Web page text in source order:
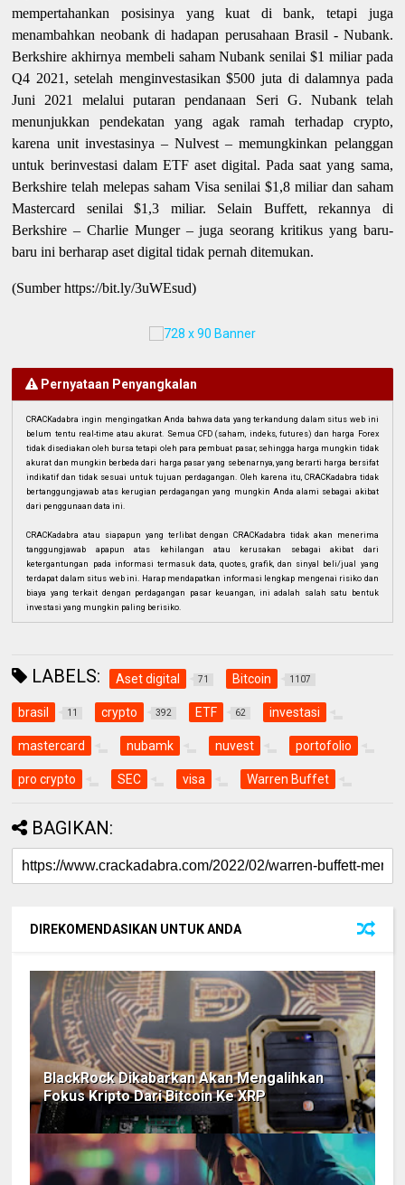
mempertahankan posisinya yang kuat di bank, tetapi juga
menambahkan neobank di hadapan perusahaan Brasil - Nubank.
Berkshire akhirnya membeli saham Nubank senilai $1 miliar pada
Q4 2021, setelah menginvestasikan $500 juta di dalamnya pada
Juni 2021 melalui putaran pendanaan Seri G. Nubank telah
menunjukkan pendekatan yang agak ramah terhadap crypto,
karena unit investasinya – Nulvest – memungkinkan pelanggan
untuk berinvestasi dalam ETF aset digital. Pada saat yang sama,
Berkshire telah melepas saham Visa senilai $1,8 miliar dan saham
Mastercard senilai $1,3 miliar. Selain Buffett, rekannya di
Berkshire – Charlie Munger – juga seorang kritikus yang baru-
baru ini berharap aset digital tidak pernah ditemukan.
(Sumber https://bit.ly/3uWEsud)
Pernyataan Penyangkalan
CRACKadabra ingin mengingatkan Anda bahwa data yang terkandung dalam situs web ini
belum tentu real-time atau akurat. Semua CFD (saham, indeks, futures) dan harga Forex
tidak disediakan oleh bursa tetapi oleh para pembuat pasar, sehingga harga mungkin tidak
akurat dan mungkin berbeda dari harga pasar yang sebenarnya, yang berarti harga bersifat
indikatif dan tidak sesuai untuk tujuan perdagangan. Oleh karena itu, CRACKadabra tidak
bertanggungjawab atas kerugian perdagangan yang mungkin Anda alami sebagai akibat
dari penggunaan data ini.
CRACKadabra atau siapapun yang terlibat dengan CRACKadabra tidak akan menerima
tanggungjawab apapun atas kehilangan atau kerusakan sebagai akibat dari
ketergantungan pada informasi termasuk data, quotes, grafik, dan sinyal beli/jual yang
terdapat dalam situs web ini. Harap mendapatkan informasi lengkap mengenai risiko dan
biaya yang terkait dengan perdagangan pasar keuangan, ini adalah salah satu bentuk
investasi yang mungkin paling berisiko.
LABELS: Aset digital 71 Bitcoin 1107
brasil 11 crypto 392 ETF 62 investasi
mastercard nubamk nuvest portofolio
pro crypto SEC visa Warren Buffet
BAGIKAN:
DIREKOMENDASIKAN UNTUK ANDA
BlackRock Dikabarkan Akan Mengalihkan
Fokus Kripto Dari Bitcoin Ke XRP